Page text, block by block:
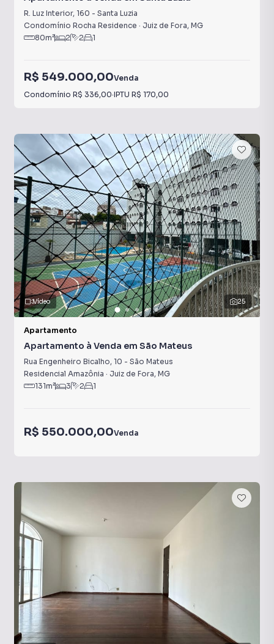
R. Luz Interior, 160 - Santa Luzia
Condomínio Rocha Residence · Juiz de Fora, MG
80m² 2 2 1
R$ 549.000,00Venda
Condomínio R$ 336,00·IPTU R$ 170,00
25
Vídeo
Apartamento
Apartamento à Venda em São Mateus
Rua Engenheiro Bicalho, 10 - São Mateus
Residencial Amazônia · Juiz de Fora, MG
131m² 3 2 1
R$ 550.000,00Venda